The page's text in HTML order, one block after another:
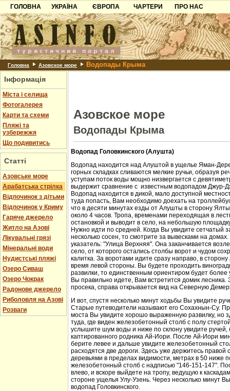
ГОЛОВНА
УКРАЇНА
Карпати
Азов
Причорноморря
Шацьк
ЄВРОПА
Чорногорія
Хорватія
Болгарія
Албанія
ЧАРТЕРИ
ПРО НАС
Контакти
Партнерам
Додати готель
Головна Азовское море Водопады Крыма
Інформація
Міста і селища
Фотогалерея
Карти та схеми
Пляжі та
узбережжя
Що подивитись
Статті
Азовське море
Арабатська стрілка
Відпочинок з дітьми
Відпочинок у Криму
Гаряче джерело
Житло на Азові
Лікувальні грязі
Мінеральні води
Нудистські пляжі
Озеро Сиваш
Озеро Чокрак
Радонове джерело
Риболовля на Азові
Розваги
Азовское море
Водопады Крыма
Водопад Головкинского (Алушта)
Водопад находится над Алуштой в ущелье Яман-
горных складках сливаются мелкие ручьи, образуя
уступам поток воды мощно низвергается с
выдержит сравнение с известным водопадом Джур-
Водопад находится в дикой, мало доступной
туда попасть, Вам необходимо доехать на
что в десяти минутах езды от Алушты в сторону
около 4 часов. Тропа, временами переходящая в
остановкой и выводит в село, на небольшую
Нужно идти по средней. Когда Вы увидите сетчатый
несколько сосен, то смотрите за вывесками на
указатель: "Улица Верхняя". Она заканчивается
село, от которого остались столбы ворот и чудом
калитка. За воротами идите сразу направо, в
время левой стороны. Вы будете проходить
развилки, то единственным ориентиром будет более
Вы правильно идете, Вам встретится домик лесника.
просека, справа открывается вид на Северную
И вот, спустя несколько минут ходьбы Вы увидите
Старые путеводители называют его Сохахнын-Су.
моста Вы увидите хорошо выраженную развилку, но
туда, где виден железобетонный столб с полу
услышите шум воды и ниже по склону увидите
каптированного родника Ай-Иори. После Ай-Иори
берите левее и дальше увидите железобетонный
расходятся две дороги. Здесь уже держитесь правой
деревьями в пределах видимости, метрах в 50 ниже
железобетонный столб с надписью "146-151-147".
влево, и вскоре выйдете на тропу, ведущую к
стороне ущелья Улу-Узень. Через несколько минут
водопад Головкинского.